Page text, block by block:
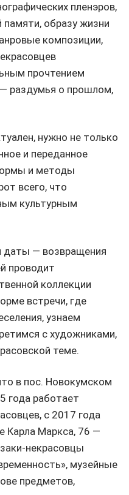
пленэров,
образу жизни
композиции,
прочтением
раздумья о прошлом,
нужно не только
и переданное
и методы
всего, что
культурным
даты — возвращения
проводит
коллекции
встречи, где
узнаем
с художниками,
теме.
в пос. Новокумском
года работает
с 2017 года
Карла Маркса, 76 —
некрасовцы
музейные
предметов,